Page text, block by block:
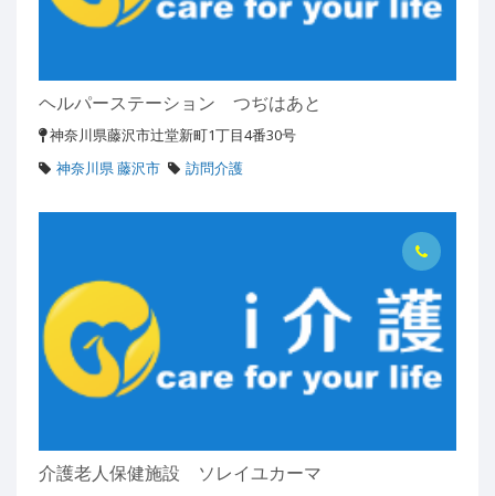
ヘルパーステーション つぢはあと
神奈川県藤沢市辻堂新町1丁目4番30号
神奈川県 藤沢市
訪問介護
介護老人保健施設 ソレイユカーマ